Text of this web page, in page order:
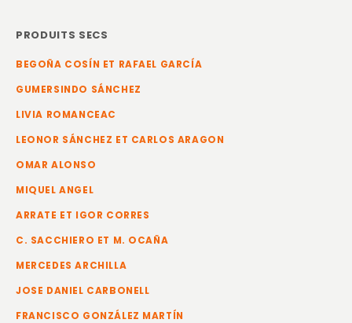
PRODUITS SECS
BEGOÑA COSÍN ET RAFAEL GARCÍA
GUMERSINDO SÁNCHEZ
LIVIA ROMANCEAC
LEONOR SÁNCHEZ ET CARLOS ARAGON
OMAR ALONSO
MIQUEL ANGEL
ARRATE ET IGOR CORRES
C. SACCHIERO ET M. OCAÑA
MERCEDES ARCHILLA
JOSE DANIEL CARBONELL
FRANCISCO GONZÁLEZ MARTÍN